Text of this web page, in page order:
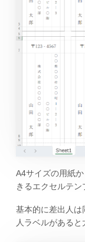
A4サイズの用紙
きるエクセルテン
基本的に差出人は
人ラベルがあると